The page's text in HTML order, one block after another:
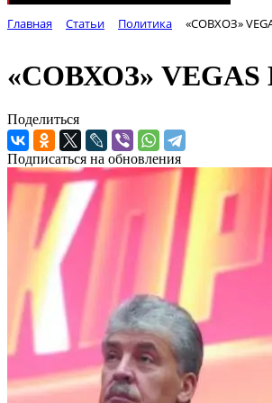
Главная Статьи Политика «СОВХОЗ»
«СОВХОЗ»
Поделиться
Подписаться на обновления